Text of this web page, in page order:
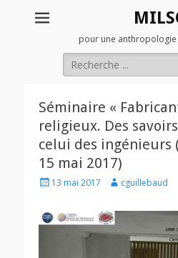
pour une
Rechercher :
Séminaire «
religieux. Des
celui des ingénieurs
15 mai 2017)
Posted13 mai 2017 Authorcguillebaud